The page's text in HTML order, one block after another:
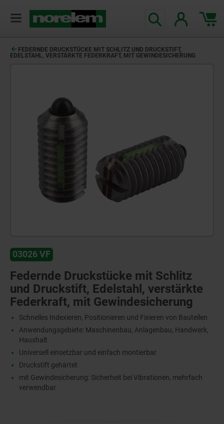
FEDERNDE DRUCKSTÜCKE MIT SCHLITZ UND DRUCKSTIFT,
EDELSTAHL, VERSTÄRKTE FEDERKRAFT, MIT GEWINDESICHERUNG
03026 VF
Federnde Druckstücke mit Schlitz
und Druckstift, Edelstahl, verstärkte
Federkraft, mit Gewindesicherung
Schnelles Indexieren, Positionieren und Fixieren von Bauteilen
Anwendungsgebiete: Maschinenbau, Anlagenbau, Handwerk,
Haushalt
Universell einsetzbar und einfach montierbar
Druckstift gehärtet
mit Gewindesicherung: Sicherheit bei Vibrationen, mehrfach
verwendbar